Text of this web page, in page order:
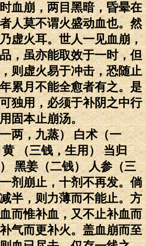
崩，两目黑暗，昏晕在
人莫不谓火盛动血也。然
虚火耳。世人一见血崩，
，虽亦能取效于一时，但
则虚火易于冲击，恐随止
累月不能全愈者有之。是
独用，必须于补阴之中行
固本止崩汤。
，九蒸） 白术（一
（三钱，生用） 当归
黑姜（二钱） 人参（三
剂崩止，十剂不再发。倘
半，则力薄而不能止。方
而惟补血，又不止补血而
气而更补火。盖血崩而至